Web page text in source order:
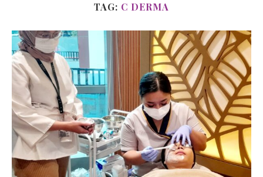
TAG: C DERMA